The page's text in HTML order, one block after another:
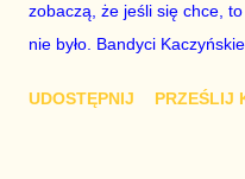
zobaczą, że jeśli się chce,
nie było. Bandyci
Magyar ma większość
UDOSTĘPNIJ PRZEŚLIJ